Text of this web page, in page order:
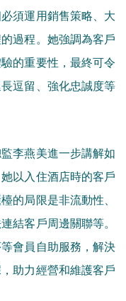
須運用銷售策略、大
過程。她強調為客戶
的重要性，最終可令
逗留、強化忠誠度等
李燕美進一步講解如
以入住酒店時的客戶
的局限是非流動性、
結客戶周邊關聯等。
會員自助服務，解決
助力經營和維護客戶